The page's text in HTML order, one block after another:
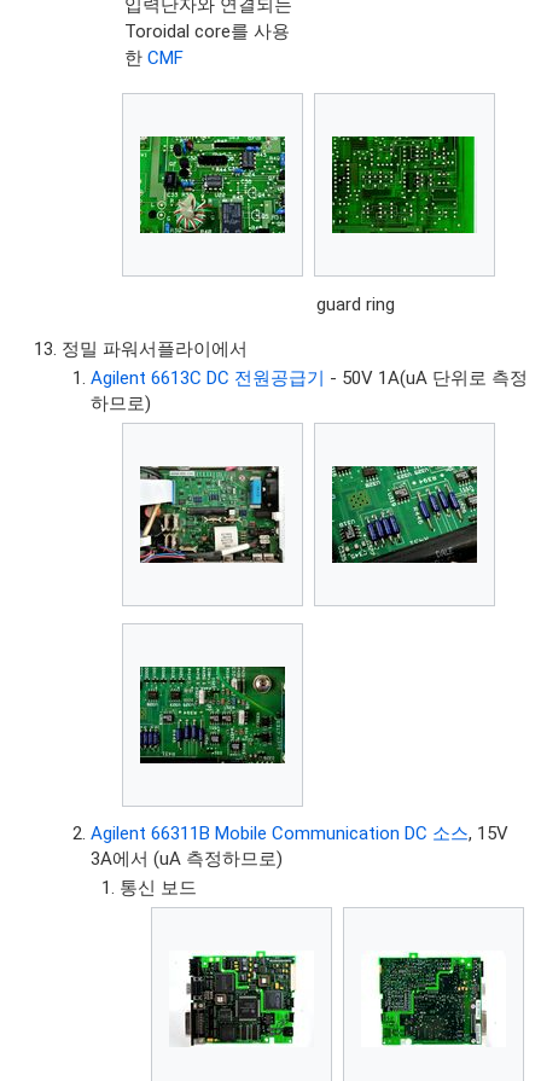
Toroidal core를 사용
한CMF
guard ring
정밀 파워서플라이에서
Agilent 6613C DC 전원공급기 - 50V 1A(uA 단위로 측정
하므로)
Agilent 66311B Mobile Communication DC 소스, 15V
3A에서 (uA 측정하므로)
통신 보드